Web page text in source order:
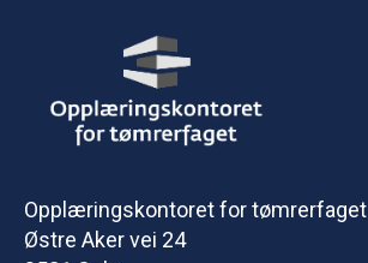
Opplæringskontoret for tømrerfaget
Østre Aker vei 24